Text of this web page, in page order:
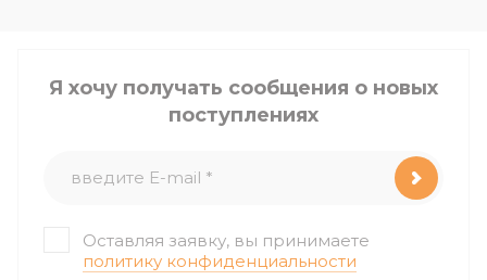
Я хочу получать сообщения о новых
поступлениях
Оставляя заявку, вы принимаете
политику конфиденциальности